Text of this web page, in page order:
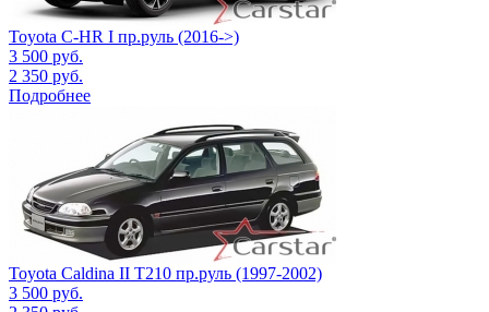
Toyota C-HR I пр.руль (2016->)
3 500 руб.
2 350 руб.
Подробнее
Toyota Caldina II Т210 пр.руль (1997-2002)
3 500 руб.